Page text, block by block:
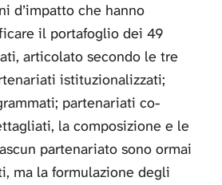
d’impatto che hanno
il portafoglio dei 49
articolato secondo le tre
istituzionalizzati;
partenariati co-
la composizione e le
partenariato sono ormai
ma la formulazione degli